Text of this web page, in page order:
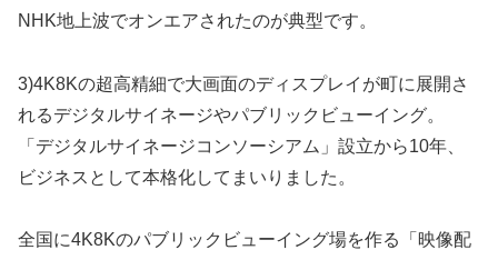
NHK地上波でオンエアされたのが典型です。
3)4K8Kの超高精細で大画面のディスプレイが町に展開さ
れるデジタルサイネージやパブリックビューイング。
「デジタルサイネージコンソーシアム」設立から10年、
ビジネスとして本格化してまいりました。
全国に4K8Kのパブリックビューイング場を作る「映像配